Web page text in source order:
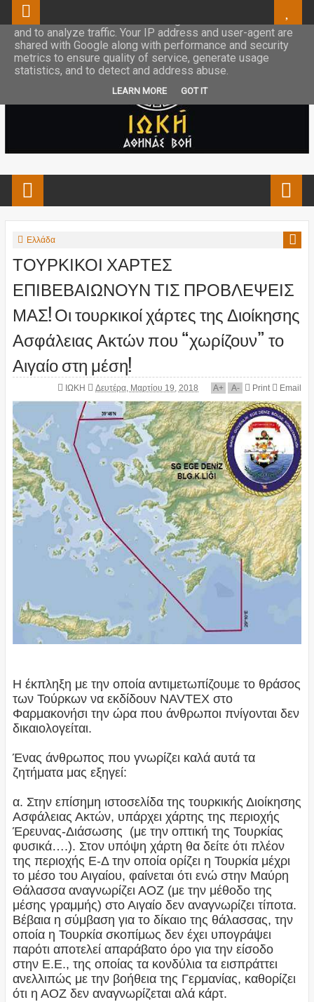
Ελλάδα
ΤΟΥΡΚΙΚΟΙ ΧΑΡΤΕΣ
ΕΠΙΒΕΒΑΙΩΝΟΥΝ ΤΙΣ ΠΡΟΒΛΕΨΕΙΣ
ΜΑΣ! Οι τουρκικοί χάρτες της Διοίκησης
Ασφάλειας Ακτών που “χωρίζουν” το
Αιγαίο στη μέση!
ΙΩΚΗ Δευτέρα, Μαρτίου 19, 2018 A+ A- Print Email
Η έκπληξη με την οποία αντιμετωπίζουμε το θράσος
των Τούρκων να εκδίδουν NAVTEX στο
Φαρμακονήσι την ώρα που άνθρωποι πνίγονται δεν
δικαιολογείται.
Ένας άνθρωπος που γνωρίζει καλά αυτά τα
ζητήματα μας εξηγεί:
α. Στην επίσημη ιστοσελίδα της τουρκικής Διοίκησης
Ασφάλειας Ακτών, υπάρχει χάρτης της περιοχής
Έρευνας-Διάσωσης (με την οπτική της Τουρκίας
φυσικά….). Στον υπόψη χάρτη θα δείτε ότι πλέον
της περιοχής Ε-Δ την οποία ορίζει η Τουρκία μέχρι
το μέσο του Αιγαίου, φαίνεται ότι ενώ στην Μαύρη
Θάλασσα αναγνωρίζει ΑΟΖ (με την μέθοδο της
μέσης γραμμής) στο Αιγαίο δεν αναγνωρίζει τίποτα.
Βέβαια η σύμβαση για το δίκαιο της θάλασσας, την
οποία η Τουρκία σκοπίμως δεν έχει υπογράψει
παρότι αποτελεί απαράβατο όρο για την είσοδο
στην Ε.Ε., της οποίας τα κονδύλια τα εισπράττει
ανελλιπώς με την βοήθεια της Γερμανίας, καθορίζει
ότι η ΑΟΖ δεν αναγνωρίζεται αλά κάρτ.
This site uses cookies from Google to deliver its services
and to analyze traffic. Your IP address and user-agent are
shared with Google along with performance and security
metrics to ensure quality of service, generate usage
statistics, and to detect and address abuse.
LEARN MORE GOT IT